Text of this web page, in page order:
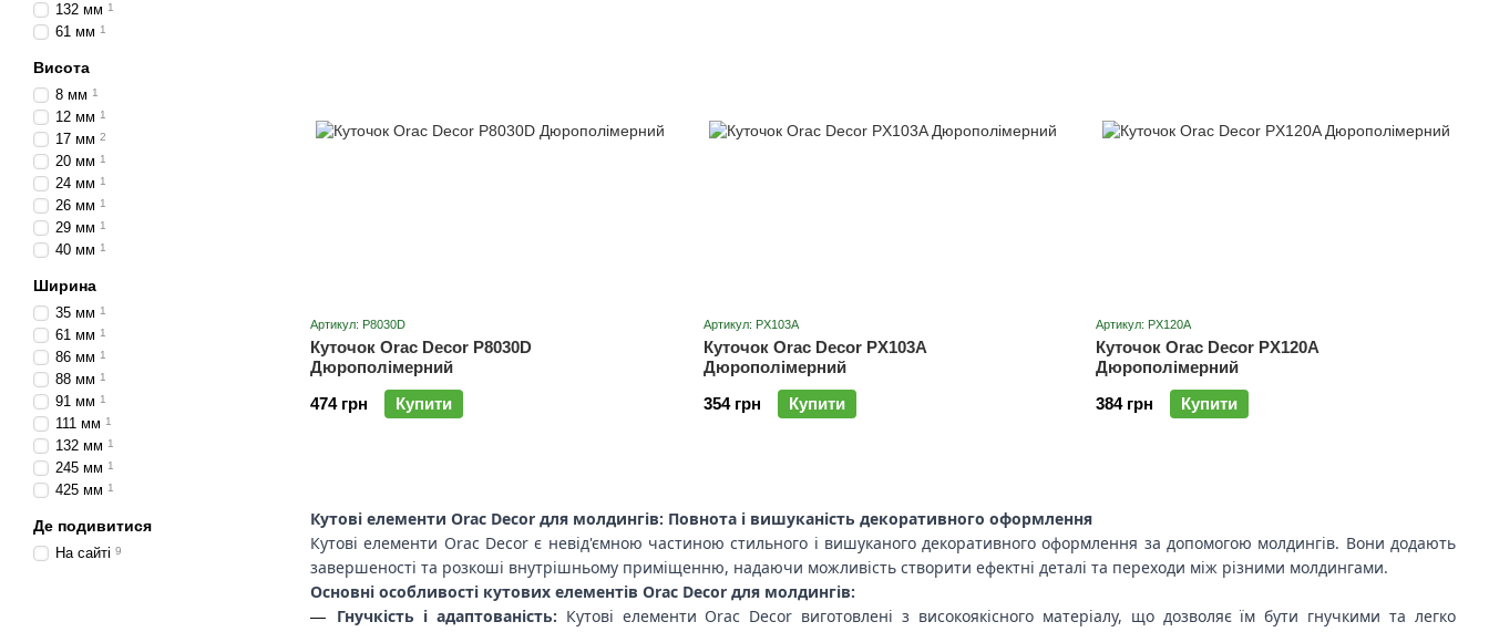
Кутові елементи Orac Decor для молдингів: Повнота і вишуканість декоративного оформлення
Кутові елементи Orac Decor є невід'ємною частиною стильного і вишуканого декоративного оформлення за допомогою молдингів. Вони додають
завершеності та розкоші внутрішньому приміщенню, надаючи можливість створити ефектні деталі та переходи між різними молдингами.
Основні особливості кутових елементів Orac Decor для молдингів:
Гнучкість і адаптованість: Кутові елементи Orac Decor виготовлені з високоякісного матеріалу, що дозволяє їм бути гнучкими та легко
Артикул: P8030D
Куточок Orac Decor P8030D
Дюрополімерний
474 грн
Купити
Артикул: PX103A
Куточок Orac Decor PX103A
Дюрополімерний
354 грн
Купити
Артикул: PX120A
Куточок Orac Decor PX120A
Дюрополімерний
384 грн
Купити
132 мм 1
61 мм 1
Висота
8 мм 1
12 мм 1
17 мм 2
20 мм 1
24 мм 1
26 мм 1
29 мм 1
40 мм 1
Ширина
35 мм 1
61 мм 1
86 мм 1
88 мм 1
91 мм 1
111 мм 1
132 мм 1
245 мм 1
425 мм 1
Де подивитися
На сайті 9